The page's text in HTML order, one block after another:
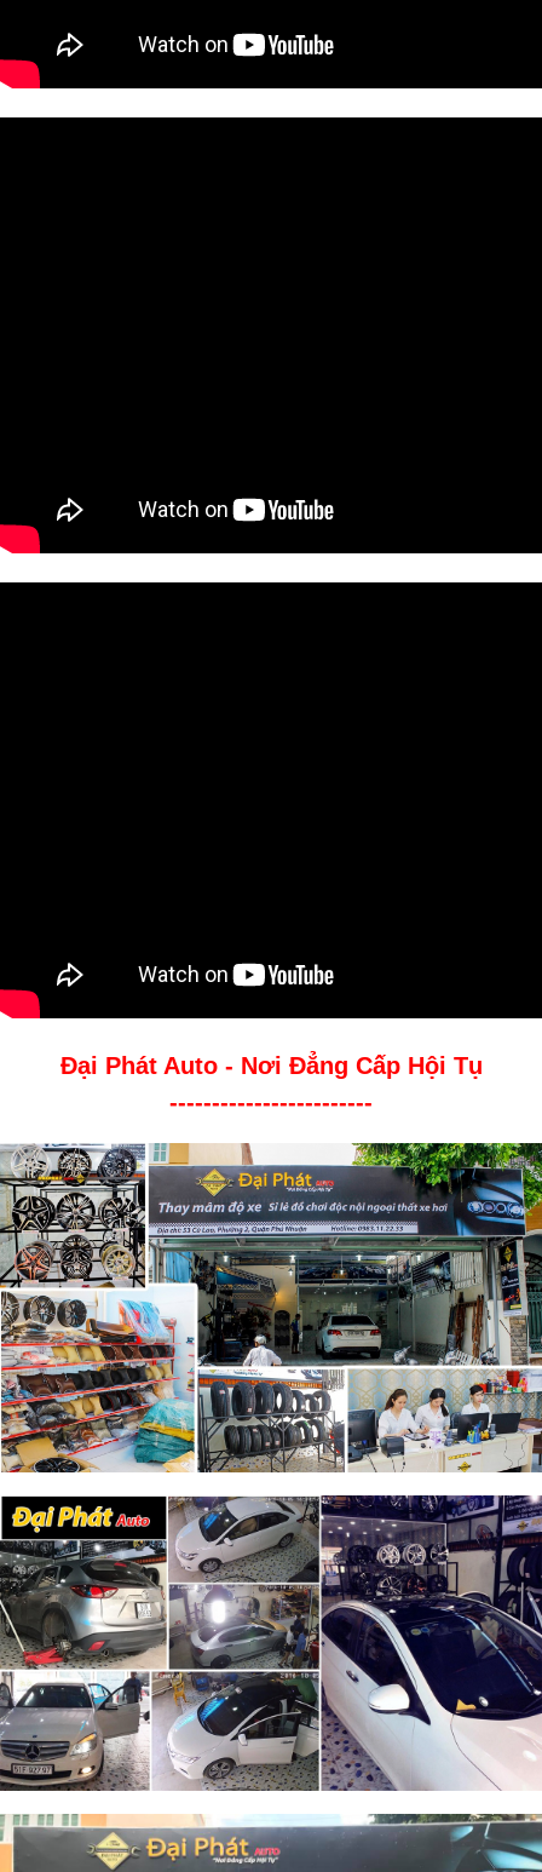
Đại Phát Auto - Nơi Đẳng Cấp Hội Tụ
------------------------